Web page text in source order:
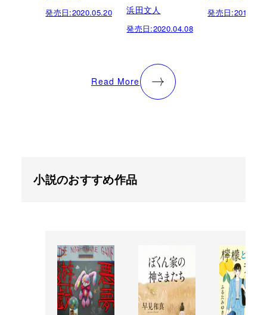
発売日:2020.05.20 浜田文人
発売日:2020.04.08
発売日:
Read More
小説のおすすめ作品